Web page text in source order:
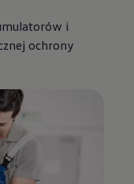
i
ochrony